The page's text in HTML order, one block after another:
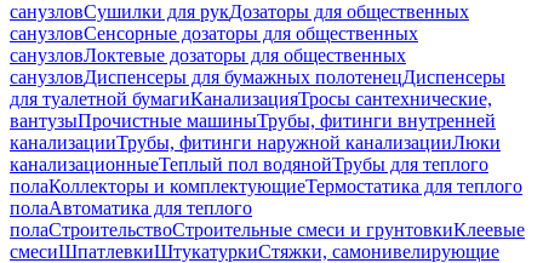
санузловСушилки для рукДозаторы для общественных
санузловСенсорные дозаторы для общественных
санузловЛоктевые дозаторы для общественных
санузловДиспенсеры для бумажных полотенецДиспенсеры
для туалетной бумагиКанализацияТросы сантехнические,
вантузыПрочистные машиныТрубы, фитинги внутренней
канализацииТрубы, фитинги наружной канализацииЛюки
канализационныеТеплый пол водянойТрубы для теплого
полаКоллекторы и комплектующиеТермостатика для теплого
полаАвтоматика для теплого
полаСтроительствоСтроительные смеси и грунтовкиКлеевые
смесиШпатлевкиШтукатуркиСтяжки, самонивелирующие